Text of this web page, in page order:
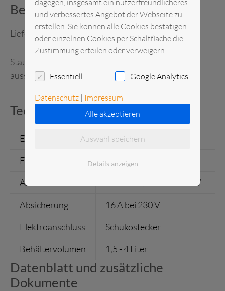
Beschreibung
Lieferung anschlussfertig.
Staubsauger beutellos im Lieferumfang ist
ausschließlich die Bodendüse enthalten.
Technische Daten
Einzelgewicht
9 kg
Farbe
diverse
Anschlusswert
700 W - 2,2 kW bei 230 V
Absicherung
16 A bei 230 V
Elektroanschluss
Schukostecker
Behältervolumen
1,5 - 4 Liter
Datenblatt und zusätzliche
Dokumente
dagegen, insgesamt ein nutzerfreundlicheres
und verbessertes Angebot der Webseite zu
erstellen. Sie können alle Cookies bestätigen
oder einzelnen Cookies per Schaltfläche die
Zustimmung erteilen oder verweigern.
Essentiell Google Analytics
Datenschutz | Impressum
Alle akzeptieren
Auswahl speichern
Details anzeigen